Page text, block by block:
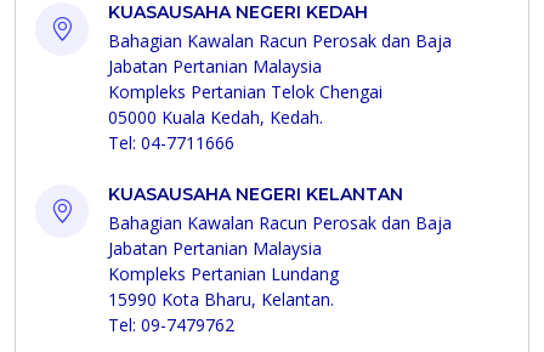
KUASAUSAHA NEGERI KEDAH
Bahagian Kawalan Racun Perosak dan Baja
Jabatan Pertanian Malaysia
Kompleks Pertanian Telok Chengai
05000 Kuala Kedah, Kedah.
Tel: 04-7711666
KUASAUSAHA NEGERI KELANTAN
Bahagian Kawalan Racun Perosak dan Baja
Jabatan Pertanian Malaysia
Kompleks Pertanian Lundang
15990 Kota Bharu, Kelantan.
Tel: 09-7479762